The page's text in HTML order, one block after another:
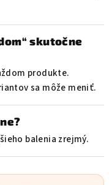
skutočne
produkte.
sa môže meniť.
balenia zrejmý.